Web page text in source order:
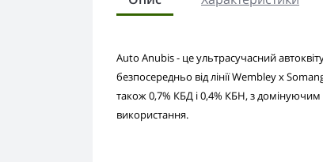
Auto Anubis - це ультрасучасний
безпосередньо від лінії Wembley x
також 0,7% КБД і 0,4% КБН, з
використання.